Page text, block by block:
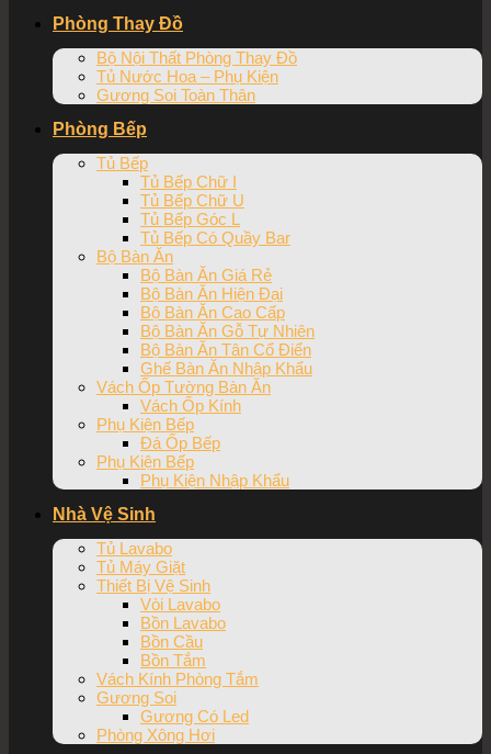
Phòng Thay Đồ
Bộ Nội Thất Phòng Thay Đồ
Tủ Nước Hoa – Phụ Kiện
Gương Soi Toàn Thân
Phòng Bếp
Tủ Bếp
Tủ Bếp Chữ I
Tủ Bếp Chữ U
Tủ Bếp Góc L
Tủ Bếp Có Quầy Bar
Bộ Bàn Ăn
Bộ Bàn Ăn Giá Rẻ
Bộ Bàn Ăn Hiện Đại
Bộ Bàn Ăn Cao Cấp
Bộ Bàn Ăn Gỗ Tự Nhiên
Bộ Bàn Ăn Tân Cổ Điển
Ghế Bàn Ăn Nhập Khẩu
Vách Ốp Tường Bàn Ăn
Vách Ốp Kính
Phụ Kiện Bếp
Đá Ốp Bếp
Phụ Kiện Bếp
Phụ Kiện Nhập Khẩu
Nhà Vệ Sinh
Tủ Lavabo
Tủ Máy Giặt
Thiết Bị Vệ Sinh
Vòi Lavabo
Bồn Lavabo
Bồn Cầu
Bồn Tắm
Vách Kính Phòng Tắm
Gương Soi
Gương Có Led
Phòng Xông Hơi